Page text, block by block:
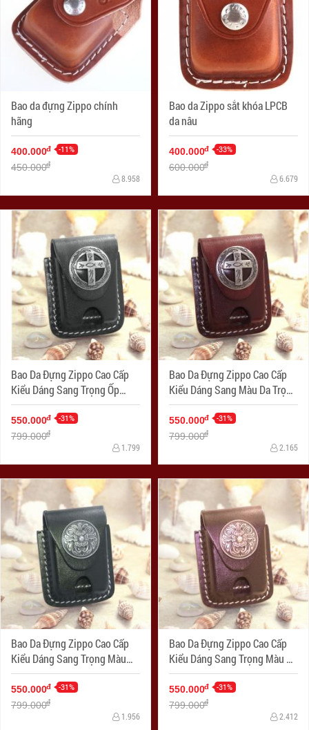
Bao da đựng Zippo chính
hãng
400.000đ -11%
450.000đ
8.958
Bao da Zippo sắt khóa LPCB
da nâu
400.000đ -33%
600.000đ
6.679
Bao Da Đựng Zippo Cao Cấp
Kiểu Dáng Sang Trọng Ốp
Hình
550.000đ -31%
799.000đ
1.799
Bao Da Đựng Zippo Cao Cấp
Kiểu Dáng Sang Màu Da Trọng
Ốp Hình
550.000đ -31%
799.000đ
2.165
Bao Da Đựng Zippo Cao Cấp
Kiểu Dáng Sang Trọng Màu
Đen Nhạt Ốp Hình
550.000đ -31%
799.000đ
1.956
Bao Da Đựng Zippo Cao Cấp
Kiểu Dáng Sang Trọng Màu Da
Nhạt Ốp Hình
550.000đ -31%
799.000đ
2.412